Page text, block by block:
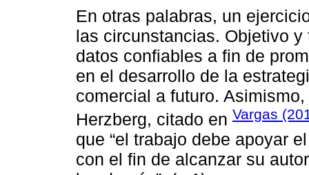
En otras palabras, un
las circunstancias. Objetivo
datos confiables a fin de
en el desarrollo de la
comercial a futuro.
Herzberg, citado en Vargas
que “el trabajo debe apoyar
con el fin de alcanzar su